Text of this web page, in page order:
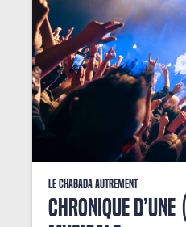
Le Chabada autrement
Chronique